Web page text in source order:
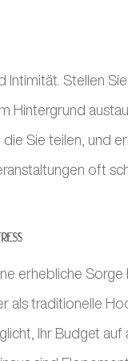
Intimität. Stellen
Hintergrund
Sie teilen, und
oft
erhebliche
als traditionelle
Ihr Budget